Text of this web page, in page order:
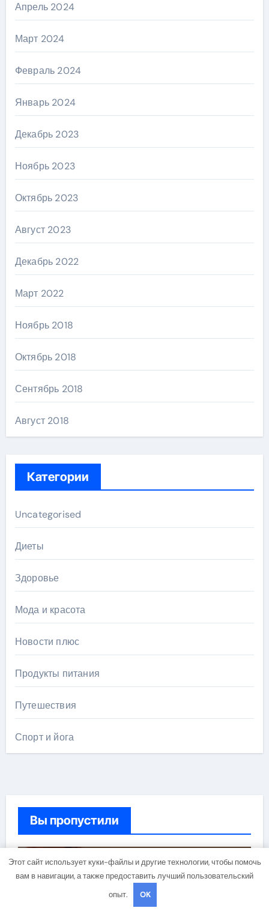
Апрель 2024
Март 2024
Февраль 2024
Январь 2024
Декабрь 2023
Ноябрь 2023
Октябрь 2023
Август 2023
Декабрь 2022
Март 2022
Ноябрь 2018
Октябрь 2018
Сентябрь 2018
Август 2018
Категории
Uncategorised
Диеты
Здоровье
Мода и красота
Новости плюс
Продукты питания
Путешествия
Спорт и йога
Вы пропустили
Этот сайт использует куки-файлы и другие технологии, чтобы помочь
вам в навигации, а также предоставить лучший пользовательский
опыт.
OK